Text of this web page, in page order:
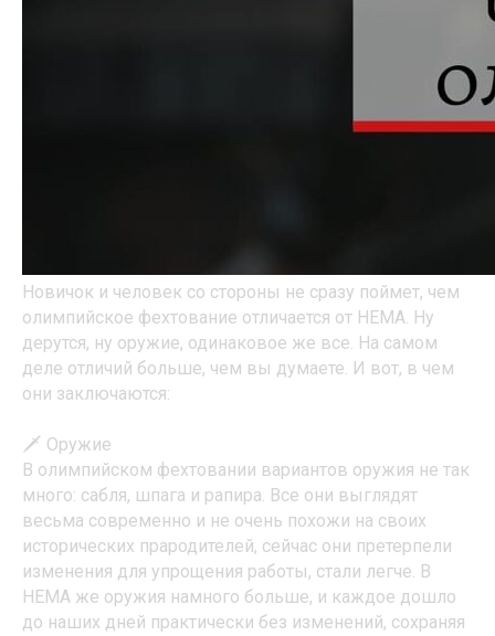
Новичок и человек со стороны не сразу поймет, чем
олимпийское фехтование отличается от HEMA. Ну
дерутся, ну оружие, одинаковое же все. На самом
деле отличий больше, чем вы думаете. И вот, в чем
они заключаются:
🗡 Оружие
В олимпийском фехтовании вариантов оружия не так
много: сабля, шпага и рапира. Все они выглядят
весьма современно и не очень похожи на своих
исторических прародителей, сейчас они претерпели
изменения для упрощения работы, стали легче. В
HEMA же оружия намного больше, и каждое дошло
до наших дней практически без изменений, сохраняя